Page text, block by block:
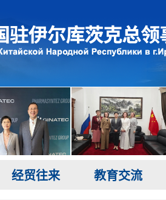
经贸往来 教育交流